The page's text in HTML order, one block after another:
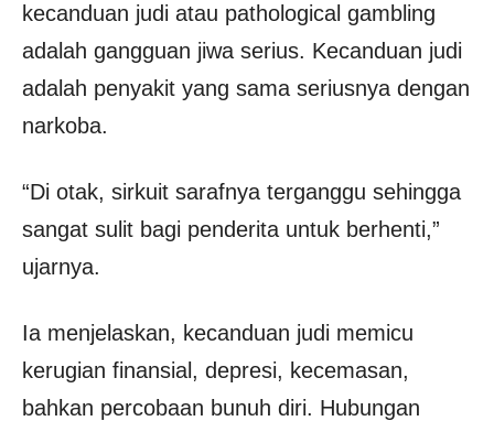
kecanduan judi atau pathological gambling
adalah gangguan jiwa serius. Kecanduan judi
adalah penyakit yang sama seriusnya dengan
narkoba.
“Di otak, sirkuit sarafnya terganggu sehingga
sangat sulit bagi penderita untuk berhenti,”
ujarnya.
Ia menjelaskan, kecanduan judi memicu
kerugian finansial, depresi, kecemasan,
bahkan percobaan bunuh diri. Hubungan